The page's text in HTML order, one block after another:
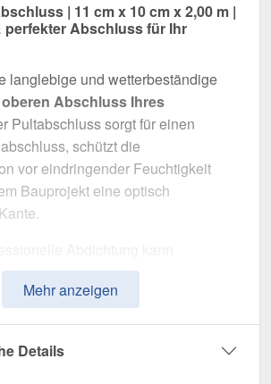
| 11 cm x 10 cm x 2,00 m |
perfekter Abschluss für Ihr
langlebige und wetterbeständige
oberen Abschluss Ihres
Pultabschluss sorgt für einen
schützt die
vor eindringender Feuchtigkeit
Bauprojekt eine optisch
eindringen, was
und Fassade
zu stabilisieren
Mehr anzeigen
Details